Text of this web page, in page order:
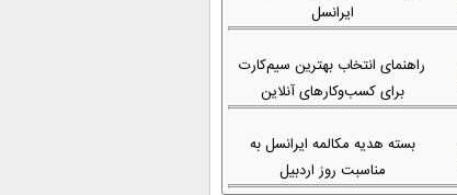
ایرانسل
راهنمای انتخاب بهترین سیم‌کارت
برای کسب‌وکارهای آنلاین
بسته هدیه مکالمه ایرانسل به
مناسبت روز اردبیل